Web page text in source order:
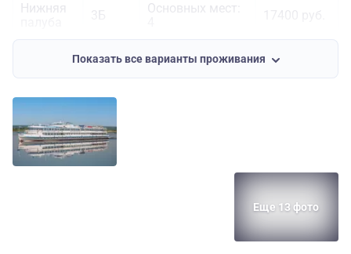
Нижняя
Основных мест:
2
Средняя
палуба
1Б
Средняя
30000 руб.
Показать все варианты проживания
Еще 13 фото